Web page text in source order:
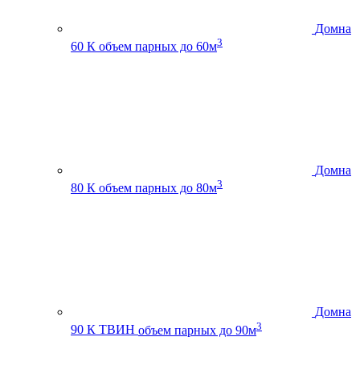
Домна
60 К объем парных до 60м3
Домна
80 К объем парных до 80м3
Домна
90 К ТВИН объем парных до 90м3